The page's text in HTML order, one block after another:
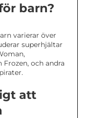
barn?
varierar över
superhjältar
Frozen, och andra
att